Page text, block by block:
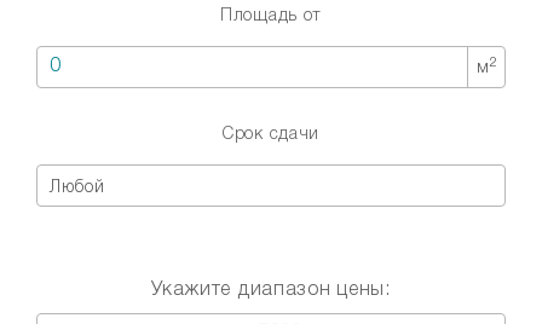
Площадь от
м 2
Срок сдачи
Любой
Укажите диапазон цены: